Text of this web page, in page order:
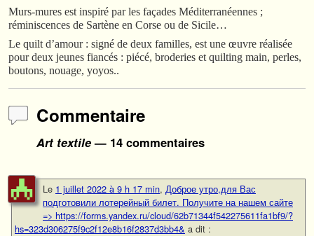
Murs-mures est inspiré par les façades Méditerranéennes ;
réminiscences de Sartène en Corse ou de Sicile…
Le quilt d’amour : signé de deux familles, est une œuvre réalisée
pour deux jeunes fiancés : piécé, broderies et quilting main, perles,
boutons, nouage, yoyos..
Commentaire
Art textile— 14 commentaires
Le 1 juillet 2022 à 9 h 17 min, Доброе утро,для Вас
подготовили лотерейный билет. Получите на нашем сайте
=> https://forms.yandex.ru/cloud/62b71344f542275611fa1bf9/?
hs=323d306275f9c2f12e8b16f2837d3bb4& a dit :